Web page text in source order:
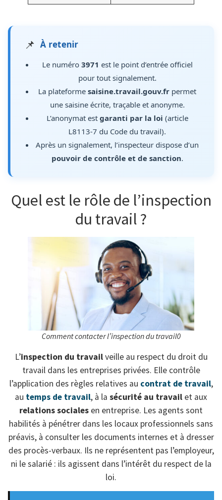
📌 À retenir
Le numéro 3971 est le point d’entrée officiel
pour tout signalement.
La plateforme saisine.travail.gouv.fr permet
une saisine écrite, traçable et anonyme.
L’anonymat est garanti par la loi (article
L8113-7 du Code du travail).
Après un signalement, l’inspecteur dispose d’un
pouvoir de contrôle et de sanction.
Quel est le rôle de l’inspection
du travail ?
Comment contacter l’inspection du travail0
L’inspection du travailveille au respect du droit du
travail dans les entreprises privées. Elle contrôle
l’application des règles relatives au contrat de travail,
au temps de travail, à la sécurité au travail et aux
relations sociales en entreprise. Les agents sont
habilités à pénétrer dans les locaux professionnels sans
préavis, à consulter les documents internes et à dresser
des procès-verbaux. Ils ne représentent pas l’employeur,
ni le salarié : ils agissent dans l’intérêt du respect de la
loi.